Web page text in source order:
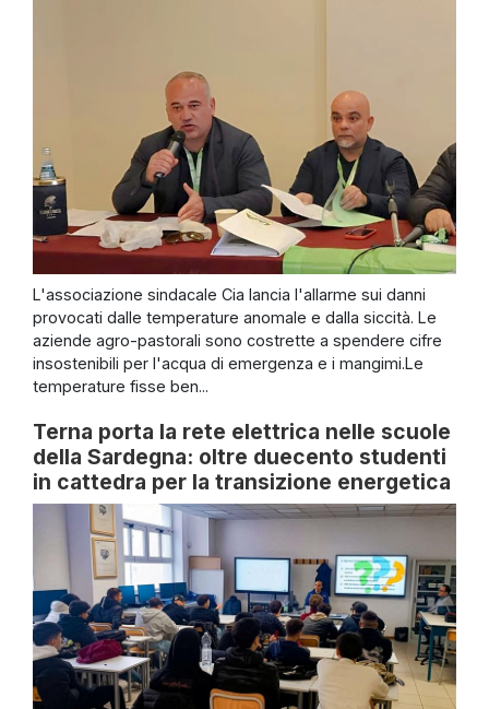
L'associazione sindacale Cia lancia l'allarme sui danni
provocati dalle temperature anomale e dalla siccità. Le
aziende agro-pastorali sono costrette a spendere cifre
insostenibili per l'acqua di emergenza e i mangimi.Le
temperature fisse ben...
Terna porta la rete elettrica nelle scuole
della Sardegna: oltre duecento studenti
in cattedra per la transizione energetica